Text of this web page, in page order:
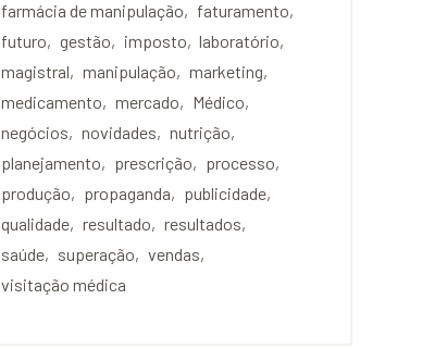
farmácia de manipulação
faturamento
futuro
gestão imposto
laboratório
magistral
manipulação
marketing
medicamento
mercado
Médico
negócios
novidades
nutrição
planejamento
prescrição
processo
produção
propaganda
publicidade
qualidade
resultado
resultados
saúde
superação
vendas
visitação médica